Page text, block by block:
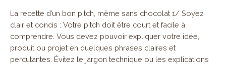
La recette d’un bon pitch, même sans chocolat 1/ Soyez
clair et concis : Votre pitch doit être court et facile à
comprendre. Vous devez pouvoir expliquer votre idée,
produit ou projet en quelques phrases claires et
percutantes. Évitez le jargon technique ou les explications